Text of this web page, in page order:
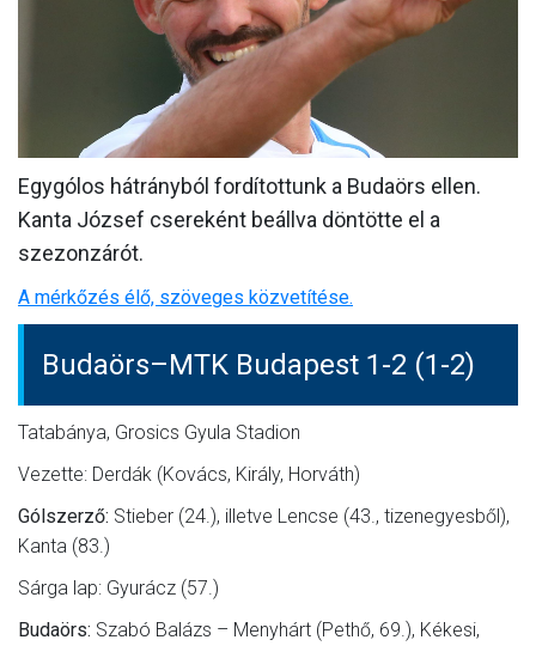
MÉRKŐZÉSEK
GALÉRIA
SZURKOLÓI ÉLMÉNYEK
AKKREDITÁCIÓ
Egygólos hátrányból fordítottunk a Budaörs ellen.
Kanta József csereként beállva döntötte el a
szezonzárót.
A mérkőzés élő, szöveges közvetítése.
Budaörs–MTK Budapest 1-2 (1-2)
Tatabánya, Grosics Gyula Stadion
Vezette: Derdák (Kovács, Király, Horváth)
Gólszerző: Stieber (24.), illetve Lencse (43., tizenegyesből),
Kanta (83.)
Sárga lap: Gyurácz (57.)
Budaörs: Szabó Balázs – Menyhárt (Pethő, 69.), Kékesi,